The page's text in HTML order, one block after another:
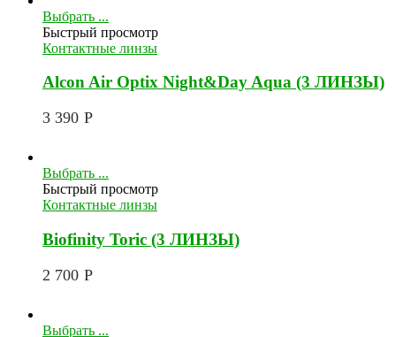
Выбрать ...
Быстрый просмотр
Контактные линзы
Alcon Air Optix Night&Day Aqua (3 ЛИНЗЫ)
3 390 Р
Выбрать ...
Быстрый просмотр
Контактные линзы
Biofinity Toric (3 ЛИНЗЫ)
2 700 Р
Выбрать ...